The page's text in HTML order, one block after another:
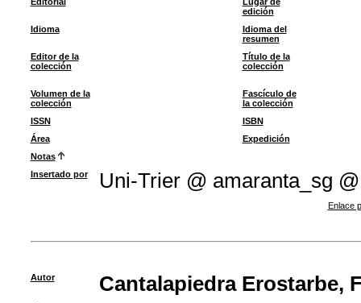
edición
Idioma
Idioma del
resumen
Editor de la
colección
Título de la
colección
Volumen de la
colección
Fascículo de
la colección
ISSN
ISBN
Área
Expedición
Notas
Insertado por
Uni-Trier @ amaranta_sg @
Enlace
Autor Cantalapiedra Erostarbe,